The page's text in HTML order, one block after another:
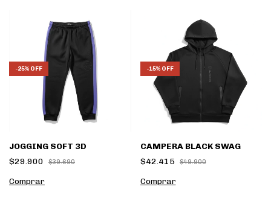
-25% OFF
JOGGING SOFT 3D
$29.900
$39.690
Comprar
-15% OFF
CAMPERA BLACK SWAG
$42.415
$49.900
Comprar